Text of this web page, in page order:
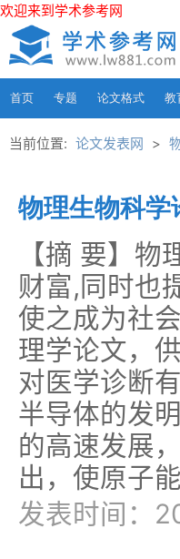
欢迎来到学术参考网
首页 专题 论文格式 教
当前位置: 论文发表网 >
物理生物科学
【摘 要】
财富,同时也
使之成为社
理学论文，
对医学诊断
半导体的发
的高速发展
出，使原子
发表时间：